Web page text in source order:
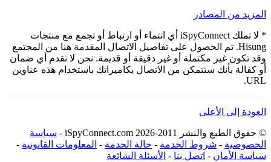
المزيد من المصادر
* لا تملك iSpyConnect أي انتماء أو ارتباط أو تجمع مع منتجات
Hisung. تم الحصول على تفاصيل الاتصال المقدمة هنا من المجتمع
وقد تكون غير مكتملة أو غير دقيقة أو قديمة. نحن لا نقدم أي ضمان
أو كفالة بأنك ستتمكن من الاتصال بكاميراتك باستخدام هذه عناوين
URL.
العودة إلى الأعلى
© حقوق الطبع والنشر 2011-2026 iSpyConnect.com -
سياسة
الخصوصية - شروط الخدمة - حالة الخدمة - المعلومات القانونية -
سياسة الأمان - اتصل بنا - الأسئلة الشائعة